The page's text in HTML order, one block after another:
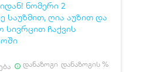
ნომერი 2
საუზმით, ღია აუზით და
სივრცით ჩაქვის
დანაზოგი დანაზოგის %